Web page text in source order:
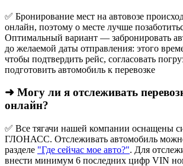
✅ Бронирование мест на автовозе
онлайн, поэтому о месте лучше
Оптимальный вариант — забронировать
до желаемой даты отправления: этого
чтобы подтвердить рейс, согласовать
подготовить автомобиль к перевозке
➜ Могу ли я отслеживать
онлайн?
✅ Все тягачи нашей компании оснащены
ГЛОНАСС. Отслеживать автомобиль
разделе "Где сейчас мое авто?". Для
внести минимум 6 последних цифр VIN